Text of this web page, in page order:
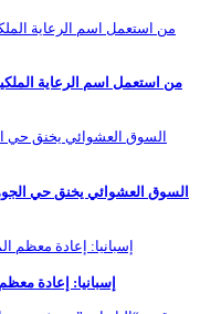
من استعمل اسم الرعاية
السوق العشوائي يخنق حي
إسبانيا: إعادة